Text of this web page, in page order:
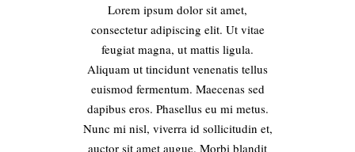
Lorem ipsum dolor sit amet,
consectetur adipiscing elit. Ut vitae
feugiat magna, ut mattis ligula.
Aliquam ut tincidunt venenatis tellus
euismod fermentum. Maecenas sed
dapibus eros. Phasellus eu mi metus.
Nunc mi nisl, viverra id sollicitudin et,
auctor sit amet augue. Morbi blandit